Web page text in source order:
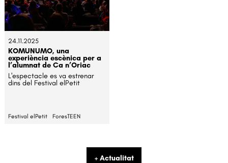
24.11.2025
KOMUNUMO, una
experiència escènica per a
l’alumnat de Ca n’Oriac
L'espectacle es va estrenar
dins del Festival elPetit
Festival elPetit ForesTEEN
+ Actualitat